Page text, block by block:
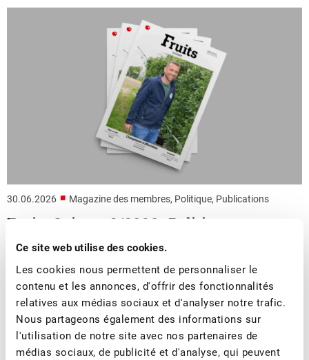
Ce site web utilise des cookies.
Les cookies nous permettent de personnaliser le
contenu et les annonces, d'offrir des fonctionnalités
relatives aux médias sociaux et d'analyser notre trafic.
Nous partageons également des informations sur
l'utilisation de notre site avec nos partenaires de
médias sociaux, de publicité et d'analyse, qui peuvent
30.06.2026 ■ Magazine des membres, Politique, Publications
Fruits Suisses 3/2026 : Politique
Dans le nouveau numéro de « Fruits suisses », nous
abordons en détail le thème « politique ».